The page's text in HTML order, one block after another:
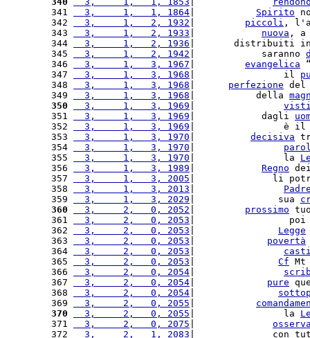
341
  3,     1,   1, 1864
Spirito
342
  3,     1,   2, 1932
piccoli ,
343
  3,     1,   2, 1933
nuova ,
344
  3,     1,   2, 1936
|       distribuiti
345
  3,     1,   2, 1942
|            saranno
346
  3,     1,   3, 1967
evangelica
347
  3,     1,   3, 1968
|                il
348
  3,     1,   3, 1968
perfezione
349
  3,     1,   3, 1968
|           della
350
  3,     1,   3, 1969
351
  3,     1,   3, 1969
|            dagli
352
  3,     1,   3, 1969
|                è il
353
  3,     1,   3, 1970
decisiva
354
  3,     1,   3, 1970
355
  3,     1,   3, 1970
|                la
356
  3,     1,   3, 1989
Regno
357
  3,     1,   3, 2005
|              li
358
  3,     1,   3, 2013
359
  3,     1,   3, 2029
|               sua
360
  3,     2,   0, 2052
prossimo
361
  3,     2,   0, 2053
|                 poi
362
  3,     2,   0, 2053
Legge
363
  3,     2,   0, 2053
povertà
364
  3,     2,   0, 2053
365
  3,     2,   0, 2053
Cf
366
  3,     2,   0, 2054
367
  3,     2,   0, 2054
pure
368
  3,     2,   0, 2054
369
  3,     2,   0, 2055
370
  3,     2,   0, 2055
|                la
371
  3,     2,   0, 2075
372
  3,     2,   1, 2083
|              con